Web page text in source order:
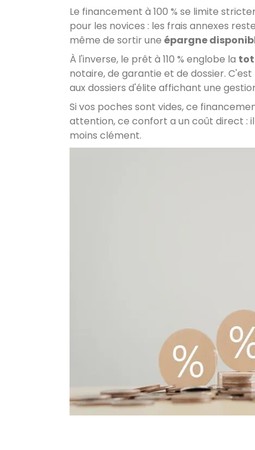
Le financement à 100 % se limite
pour les novices : les frais annexes
même de sortir une épargne
À l'inverse, le prêt à 110 % englobe la
notaire, de garantie et de dossier.
aux dossiers d'élite affichant une
Si vos poches sont vides, ce
attention, ce confort a un coût direct :
moins clément.